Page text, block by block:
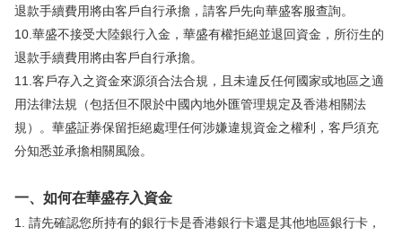
退款手續費用將由客戶自行承擔，請客戶先向華盛客服查詢。
10.華盛不接受大陸銀行入金，華盛有權拒絕並退回資金，所衍生的
退款手續費用將由客戶自行承擔。
11.客戶存入之資金來源須合法合規，且未違反任何國家或地區之適
用法律法規（包括但不限於中國內地外匯管理規定及香港相關法
規）。華盛証券保留拒絕處理任何涉嫌違規資金之權利，客戶須充
分知悉並承擔相關風險。
一、如何在華盛存入資金
1. 請先確認您所持有的銀行卡是香港銀行卡還是其他地區銀行卡，